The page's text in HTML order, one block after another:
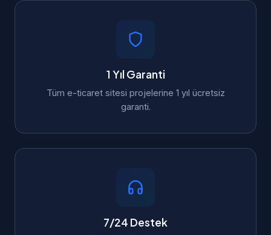
1 Yıl Garanti
Tüm e-ticaret sitesi projelerine 1 yıl ücretsiz
garanti.
7/24 Destek